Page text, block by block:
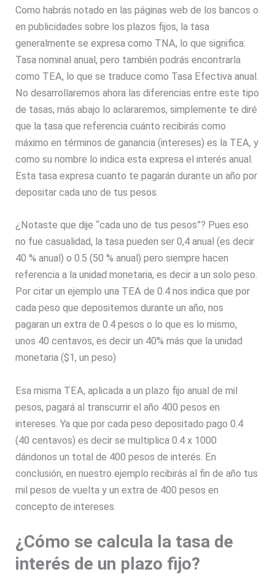
Como habrás notado en las páginas web de los bancos o
en publicidades sobre los plazos fijos, la tasa
generalmente se expresa como TNA, lo que significa:
Tasa nominal anual, pero también podrás encontrarla
como TEA, lo que se traduce como Tasa Efectiva anual.
No desarrollaremos ahora las diferencias entre este tipo
de tasas, más abajo lo aclararemos, simplemente te diré
que la tasa que referencia cuánto recibirás como
máximo en términos de ganancia (intereses) es la TEA, y
como su nombre lo indica esta expresa el interés anual.
Esta tasa expresa cuanto te pagarán durante un año por
depositar cada uno de tus pesos.
¿Notaste que dije “cada uno de tus pesos”? Pues eso
no fue casualidad, la tasa pueden ser 0,4 anual (es decir
40 % anual) o 0.5 (50 % anual) pero siempre hacen
referencia a la unidad monetaria, es decir a un solo peso.
Por citar un ejemplo una TEA de 0.4 nos indica que por
cada peso que depositemos durante un año, nos
pagaran un extra de 0.4 pesos o lo que es lo mismo,
unos 40 centavos, es decir un 40% más que la unidad
monetaria ($1, un peso)
Esa misma TEA, aplicada a un plazo fijo anual de mil
pesos, pagará al transcurrir el año 400 pesos en
intereses. Ya que por cada peso depositado pago 0.4
(40 centavos) es decir se multiplica 0.4 x 1000
dándonos un total de 400 pesos de interés. En
conclusión, en nuestro ejemplo recibirás al fin de año tus
mil pesos de vuelta y un extra de 400 pesos en
concepto de intereses.
¿Cómo se calcula la tasa de
interés de un plazo fijo?